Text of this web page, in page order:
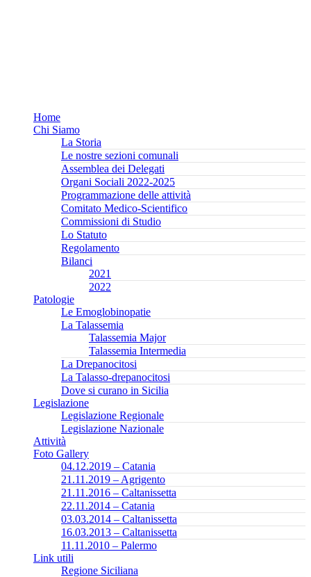
Home
Chi Siamo
La Storia
Le nostre sezioni comunali
Assemblea dei Delegati
Organi Sociali 2022-2025
Programmazione delle attività
Comitato Medico-Scientifico
Commissioni di Studio
Lo Statuto
Regolamento
Bilanci
2021
2022
Patologie
Le Emoglobinopatie
La Talassemia
Talassemia Major
Talassemia Intermedia
La Drepanocitosi
La Talasso-drepanocitosi
Dove si curano in Sicilia
Legislazione
Legislazione Regionale
Legislazione Nazionale
Attività
Foto Gallery
04.12.2019 – Catania
21.11.2019 – Agrigento
21.11.2016 – Caltanissetta
22.11.2014 – Catania
03.03.2014 – Caltanissetta
16.03.2013 – Caltanissetta
11.11.2010 – Palermo
Link utili
Regione Siciliana